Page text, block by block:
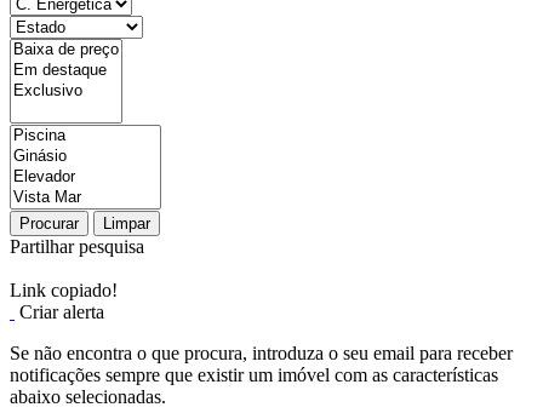
Procurar Limpar
Partilhar pesquisa
Link copiado!
Criar alerta
Se não encontra o que procura, introduza o seu email para receber
notificações sempre que existir um imóvel com as características
abaixo selecionadas.